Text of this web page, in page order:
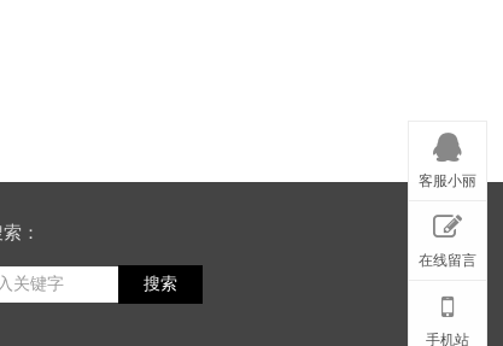
：
搜索
客服小丽
在线留言
手机站